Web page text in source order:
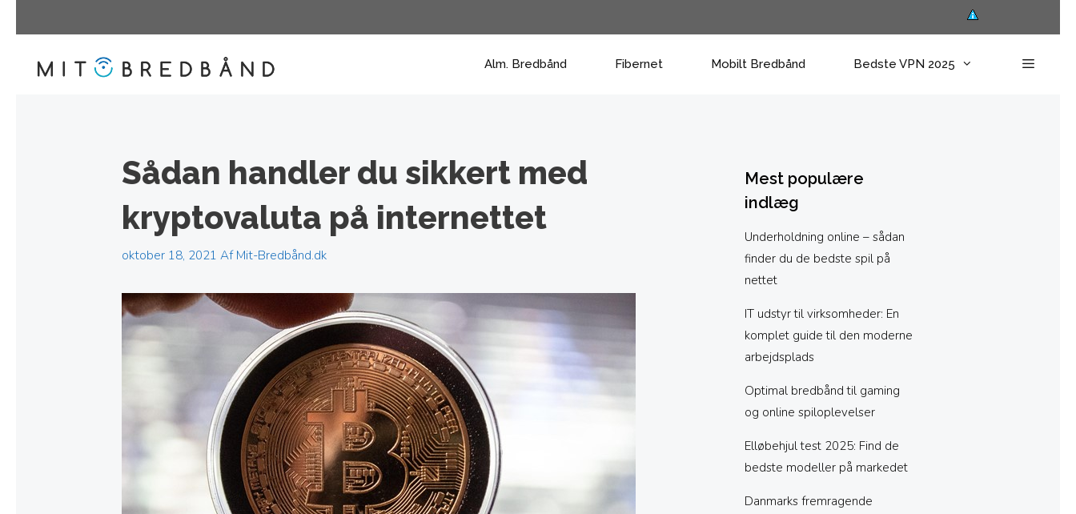
til
indhold
Alm. Bredbånd Fibernet Mobilt Bredbånd Bedste VPN 2025
Sådan handler du sikkert med
kryptovaluta på internettet
oktober 18, 2021 Af Mit-Bredbånd.dk
Mest populære
indlæg
Underholdning online – sådan
finder du de bedste spil på
nettet
IT udstyr til virksomheder: En
komplet guide til den moderne
arbejdsplads
Optimal bredbånd til gaming
og online spiloplevelser
Elløbehjul test 2025: Find de
bedste modeller på markedet
Danmarks fremragende